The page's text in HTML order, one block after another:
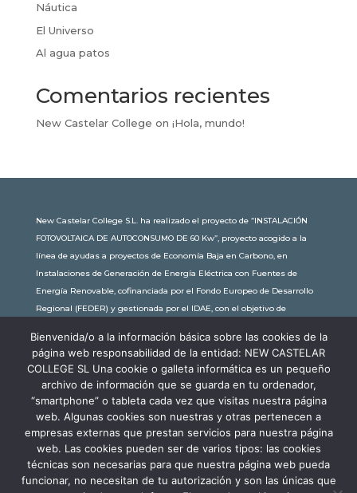
Náutica
El Universo
Al agua patos
Comentarios recientes
New Castelar College on ¡Hola, mundo!
New Castelar College S.L. ha realizado el proyecto de “INSTALACIÓN
FOTOVOLTAICA DE AUTOCONSUMO DE 60 Kw”, proyecto acogido a la
línea de ayudas a proyectos de Economía Baja en Carbono, en
Instalaciones de Generación de Energía Eléctrica con Fuentes de
Energía Renovable, cofinanciada por el Fondo Europeo de Desarrollo
Regional (FEDER) y gestionada por el IDAE, con el objetivo de
subvención de 30.245,63€. Con una potencia instalada de 60kW, la
comunidad educativa de New Castelar ahorra al planeta 34,79
toneladas de CO2 al año, lo que equivale a recorrer 116.677 km en coche
o plantar 116 árboles al año.
Bienvenida/o a la información básica sobre las cookies de la
página web responsabilidad de la entidad: NEW CASTELAR
COLLEGE SL Una cookie o galleta informática es un pequeño
archivo de información que se guarda en tu ordenador,
“smartphone” o tableta cada vez que visitas nuestra página
web. Algunas cookies son nuestras y otras pertenecen a
empresas externas que prestan servicios para nuestra página
web. Las cookies pueden ser de varios tipos: las cookies
técnicas son necesarias para que nuestra página web pueda
funcionar, no necesitan de tu autorización y son las únicas que